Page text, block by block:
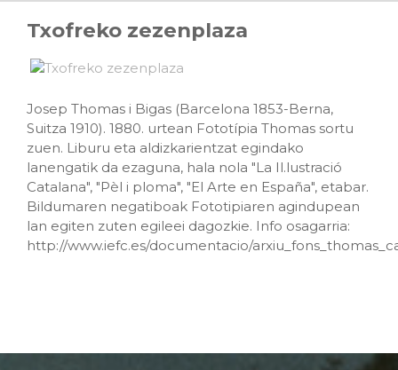
Txofreko zezenplaza
Josep Thomas i Bigas (Barcelona 1853-Berna,
Suitza 1910). 1880. urtean Fototípia Thomas sortu
zuen. Liburu eta aldizkarientzat egindako
lanengatik da ezaguna, hala nola "La Il.lustració
Catalana", "Pèl i ploma", "El Arte en España", etabar.
Bildumaren negatiboak Fototipiaren agindupean
lan egiten zuten egileei dagozkie. Info osagarria:
http://www.iefc.es/documentacio/